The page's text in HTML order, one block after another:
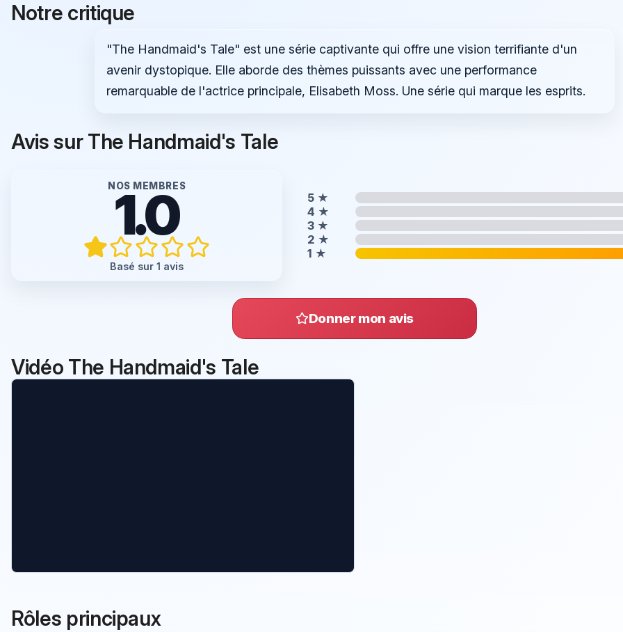
Notre critique
"The Handmaid's Tale" est une série captivante qui offre une vision terrifiante d'un
avenir dystopique. Elle aborde des thèmes puissants avec une performance
remarquable de l'actrice principale, Elisabeth Moss. Une série qui marque les esprits.
Avis sur The Handmaid's Tale
NOS MEMBRES
1.0
Basé sur 1 avis
5 ★
4 ★
3 ★
2 ★
1 ★
Donner mon avis
Vidéo The Handmaid's Tale
Rôles principaux